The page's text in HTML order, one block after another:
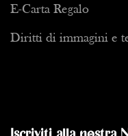
E-Carta Regalo
Diritti di immagini e